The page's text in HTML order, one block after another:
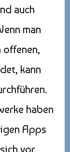
auch
man
offenen,
kann
haben
Apps
vor